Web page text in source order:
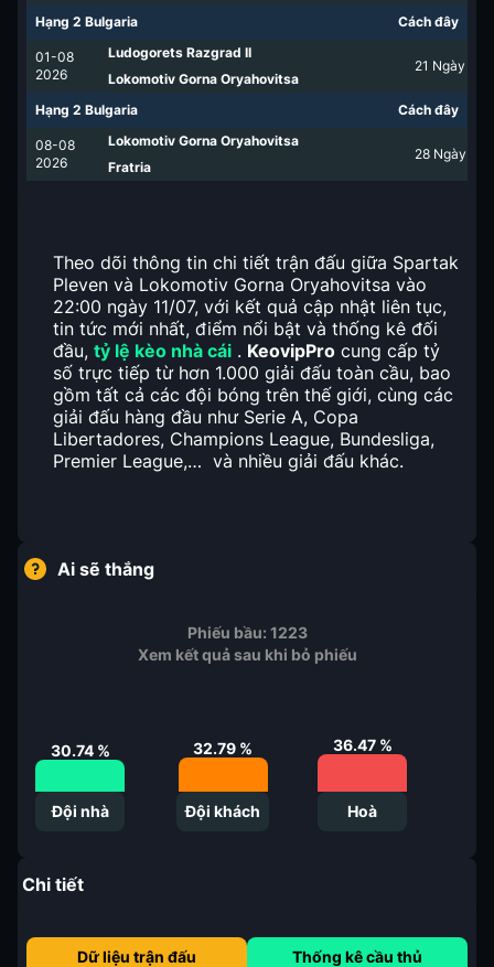
Hạng 2 Bulgaria Cách đây
01-08
2026
Ludogorets Razgrad II
Lokomotiv Gorna Oryahovitsa
21 Ngày
Hạng 2 Bulgaria Cách đây
08-08
2026
Lokomotiv Gorna Oryahovitsa
Fratria
28 Ngày
Theo dõi thông tin chi tiết trận đấu giữa Spartak
Pleven và Lokomotiv Gorna Oryahovitsa vào
22:00 ngày 11/07, với kết quả cập nhật liên tục,
tin tức mới nhất, điểm nổi bật và thống kê đối
đầu, tỷ lệ kèo nhà cái . KeovipPro cung cấp tỷ
số trực tiếp từ hơn 1.000 giải đấu toàn cầu, bao
gồm tất cả các đội bóng trên thế giới, cùng các
giải đấu hàng đầu như Serie A, Copa
Libertadores, Champions League, Bundesliga,
Premier League,… và nhiều giải đấu khác.
Ai sẽ thắng
Phiếu bầu: 1223
Xem kết quả sau khi bỏ phiếu
30.74%
Đội nhà
32.79 %
Đội khách
36.47%
Hoà
Chi tiết
Dữ liệu trận đấu Thống kê cầu thủ